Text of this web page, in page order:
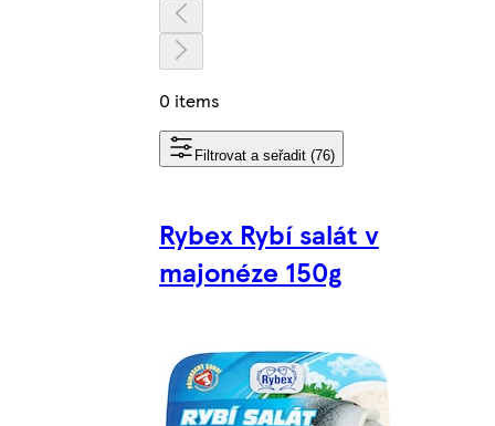
0 items
Filtrovat a seřadit (76)
Rybex Rybí salát v
majonéze 150g